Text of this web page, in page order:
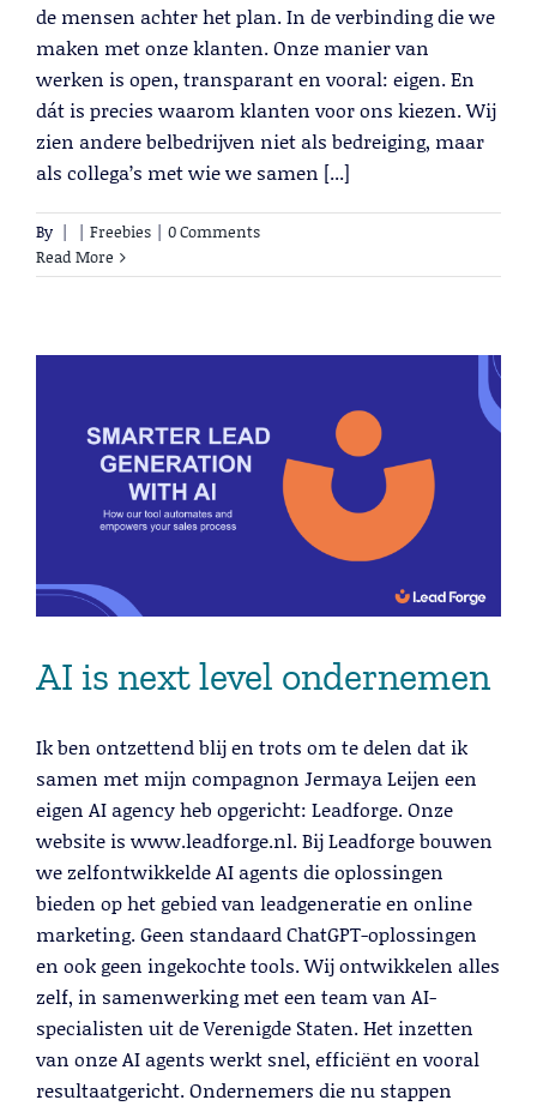
de mensen achter het plan. In de verbinding die we
maken met onze klanten. Onze manier van
werken is open, transparant en vooral: eigen. En
dát is precies waarom klanten voor ons kiezen. Wij
zien andere belbedrijven niet als bedreiging, maar
als collega’s met wie we samen [...]
By | | Freebies | 0 Comments
Read More
AI is next level ondernemen
Ik ben ontzettend blij en trots om te delen dat ik
samen met mijn compagnon Jermaya Leijen een
eigen AI agency heb opgericht: Leadforge. Onze
website is www.leadforge.nl. Bij Leadforge bouwen
we zelfontwikkelde AI agents die oplossingen
bieden op het gebied van leadgeneratie en online
marketing. Geen standaard ChatGPT-oplossingen
en ook geen ingekochte tools. Wij ontwikkelen alles
zelf, in samenwerking met een team van AI-
specialisten uit de Verenigde Staten. Het inzetten
van onze AI agents werkt snel, efficiënt en vooral
resultaatgericht. Ondernemers die nu stappen